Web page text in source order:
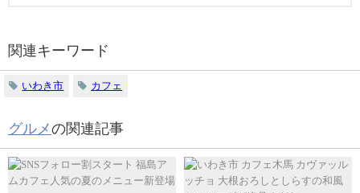
関連キーワード
いわき市 カフェ
グルメの関連記事